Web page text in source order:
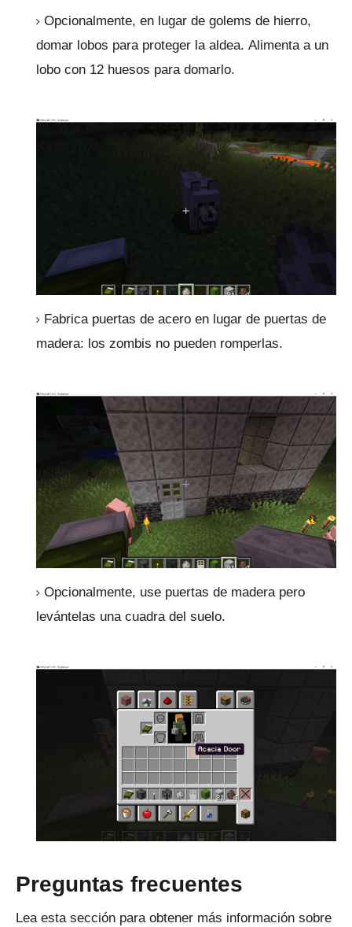
Opcionalmente, en lugar de golems de hierro,
domar lobos para proteger la aldea. Alimenta a un
lobo con 12 huesos para domarlo.
Fabrica puertas de acero en lugar de puertas de
madera: los zombis no pueden romperlas.
Opcionalmente, use puertas de madera pero
levántelas una cuadra del suelo.
Preguntas frecuentes
Lea esta sección para obtener más información sobre